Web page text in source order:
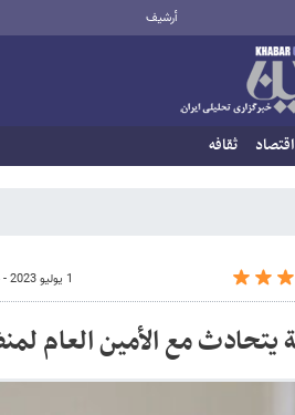
أرشيف
اقتصاد ثقافه
1 يوليو 2023 - 15:54
یتحادث مع الأمين العام